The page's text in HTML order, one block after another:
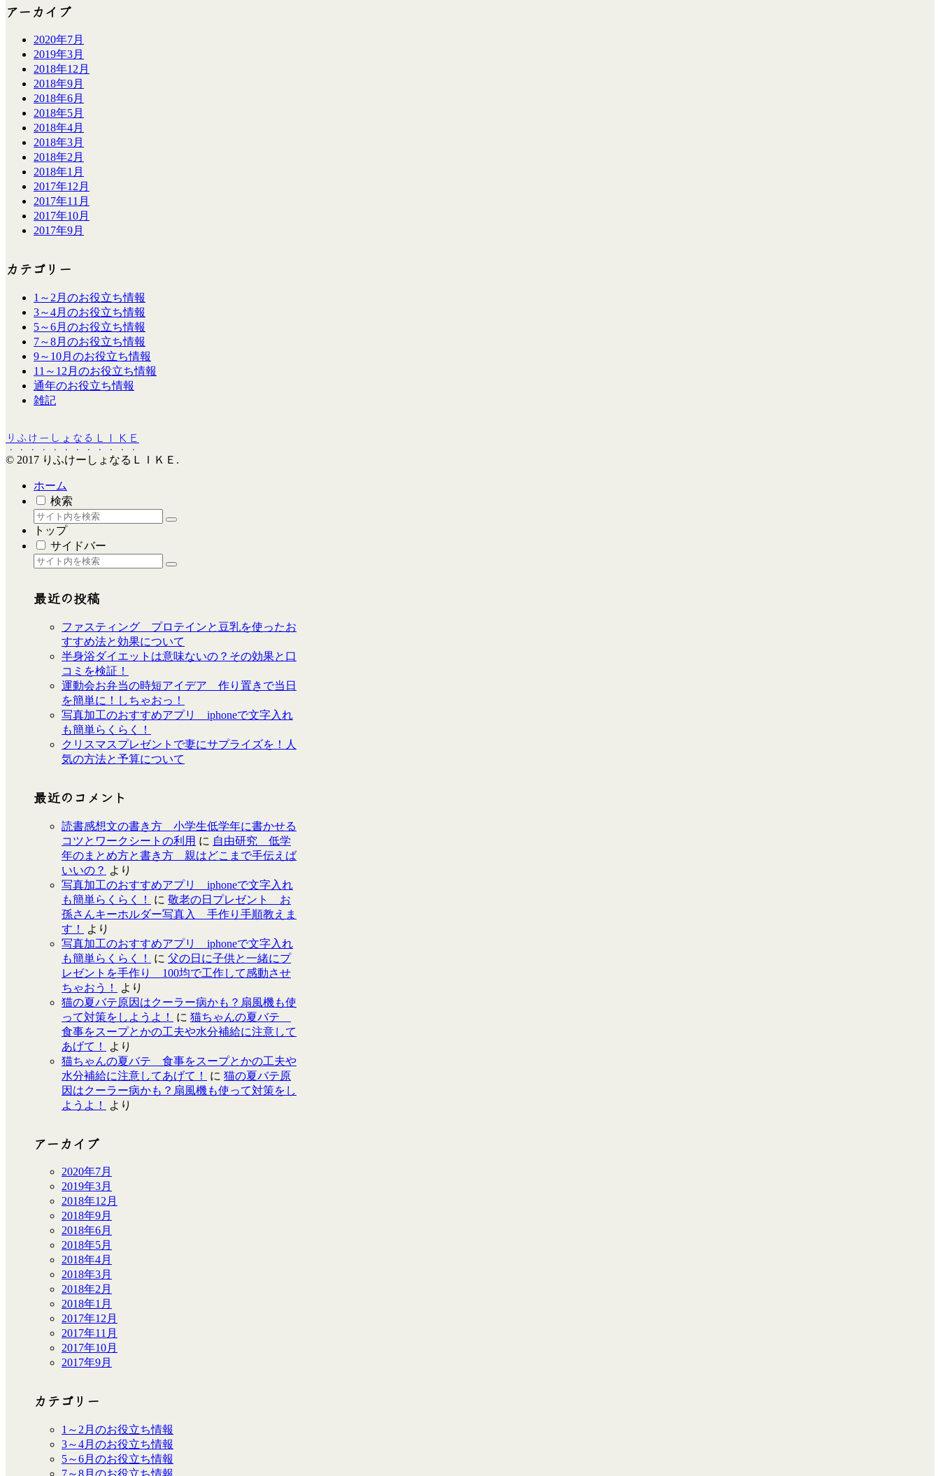
アーカイブ
2020年7月
2019年3月
2018年12月
2018年9月
2018年6月
2018年5月
2018年4月
2018年3月
2018年2月
2018年1月
2017年12月
2017年11月
2017年10月
2017年9月
カテゴリー
1～2月のお役立ち情報
3～4月のお役立ち情報
5～6月のお役立ち情報
7～8月のお役立ち情報
9～10月のお役立ち情報
11～12月のお役立ち情報
通年のお役立ち情報
雑記
りふけーしょなるＬＩＫＥ
© 2017 りふけーしょなるＬＩＫＥ.
ホーム
検索
トップ
サイドバー
最近の投稿
ファスティング プロテインと豆乳を使ったお
すすめ法と効果について
半身浴ダイエットは意味ないの？その効果と口
コミを検証！
運動会お弁当の時短アイデア 作り置きで当日
を簡単に！しちゃおっ！
写真加工のおすすめアプリ iphoneで文字入れ
も簡単らくらく！
クリスマスプレゼントで妻にサプライズを！人
気の方法と予算について
最近のコメント
読書感想文の書き方 小学生低学年に書かせる
コツとワークシートの利用 に 自由研究 低学
年のまとめ方と書き方 親はどこまで手伝えば
いいの？ より
写真加工のおすすめアプリ iphoneで文字入れ
も簡単らくらく！
に 敬老の日プレゼント お
孫さんキーホルダー写真入 手作り手順教えま
す！
より
写真加工のおすすめアプリ iphoneで文字入れ
も簡単らくらく！
に 父の日に子供と一緒にプ
レゼントを手作り 100均で工作して感動させ
ちゃおう！
より
猫の夏バテ原因はクーラー病かも？扇風機も使
って対策をしようよ！
に 猫ちゃんの夏バテ
食事をスープとかの工夫や水分補給に注意して
あげて！
より
猫ちゃんの夏バテ 食事をスープとかの工夫や
水分補給に注意してあげて！
に 猫の夏バテ原
因はクーラー病かも？扇風機も使って対策をし
ようよ！
より
アーカイブ
2020年7月
2019年3月
2018年12月
2018年9月
2018年6月
2018年5月
2018年4月
2018年3月
2018年2月
2018年1月
2017年12月
2017年11月
2017年10月
2017年9月
カテゴリー
1～2月のお役立ち情報
3～4月のお役立ち情報
5～6月のお役立ち情報
7～8月のお役立ち情報